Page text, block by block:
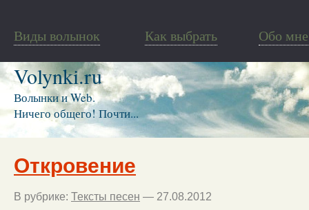
Виды волынок Как выбрать Обо мне
Volynki.ru
Волынки и Web.
Ничего общего! Почти...
Откровение
В рубрике: Тексты песен — 27.08.2012